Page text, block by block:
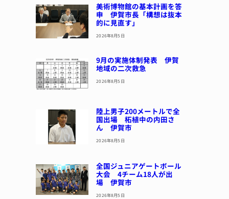
美術博物館の基本計画を答
申 伊賀市長「構想は抜本
的に見直す」
2026年8月5日
9月の実施体制発表 伊賀
地域の二次救急
2026年8月5日
陸上男子200メートルで全
国出場 柘植中の内田さ
ん 伊賀市
2026年8月5日
全国ジュニアゲートボール
大会 4チーム18人が出
場 伊賀市
2026年8月5日